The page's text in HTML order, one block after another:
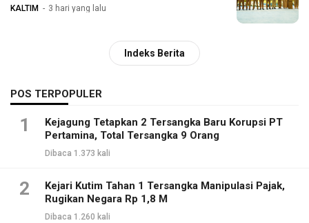
KALTIM 3 hari yang lalu
Indeks Berita
POS TERPOPULER
1
Kejagung Tetapkan 2 Tersangka Baru Korupsi PT
Pertamina, Total Tersangka 9 Orang
Dibaca 1.373 kali
2
Kejari Kutim Tahan 1 Tersangka Manipulasi Pajak,
Rugikan Negara Rp 1,8 M
Dibaca 1.260 kali